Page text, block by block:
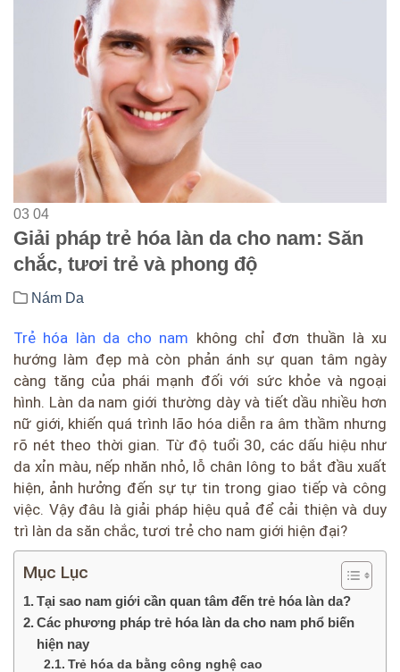
03 04
Giải pháp trẻ hóa làn da cho nam: Săn
chắc, tươi trẻ và phong độ
Nám Da
Trẻ hóa làn da cho nam không chỉ đơn thuần là xu
hướng làm đẹp mà còn phản ánh sự quan tâm ngày
càng tăng của phái mạnh đối với sức khỏe và ngoại
hình. Làn da nam giới thường dày và tiết dầu nhiều hơn
nữ giới, khiến quá trình lão hóa diễn ra âm thầm nhưng
rõ nét theo thời gian. Từ độ tuổi 30, các dấu hiệu như
da xỉn màu, nếp nhăn nhỏ, lỗ chân lông to bắt đầu xuất
hiện, ảnh hưởng đến sự tự tin trong giao tiếp và công
việc. Vậy đâu là giải pháp hiệu quả để cải thiện và duy
trì làn da săn chắc, tươi trẻ cho nam giới hiện đại?
Mục Lục
Tại sao nam giới cần quan tâm đến trẻ hóa làn da?
Các phương pháp trẻ hóa làn da cho nam phổ biến
hiện nay
Trẻ hóa da bằng công nghệ cao